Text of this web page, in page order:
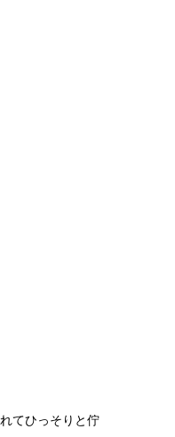
てひっそりと佇